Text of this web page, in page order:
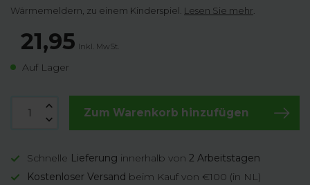
Wärmemeldern, zu einem Kinderspiel. Lesen Sie mehr
21,95 Inkl. MwSt.
Auf Lager
Zum Warenkorb hinzufügen
Schnelle Lieferung innerhalb von 2 Arbeitstagen
Kostenloser Versand beim Kauf von €100 (in NL)